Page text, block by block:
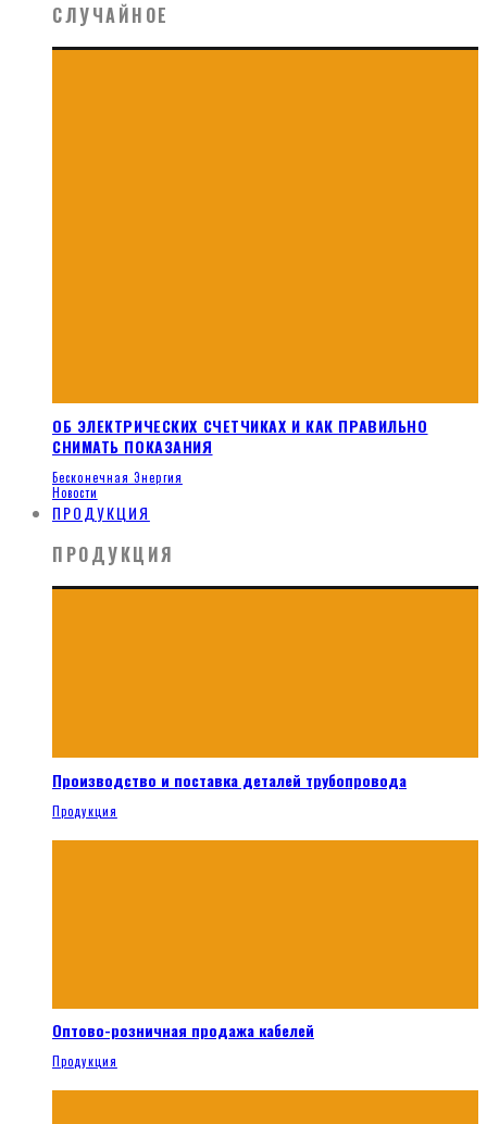
СЛУЧАЙНОЕ
ОБ ЭЛЕКТРИЧЕСКИХ СЧЕТЧИКАХ И КАК ПРАВИЛЬНО
СНИМАТЬ ПОКАЗАНИЯ
Бесконечная Энергия
Новости
ПРОДУКЦИЯ
ПРОДУКЦИЯ
Производство и поставка деталей трубопровода
Продукция
Оптово-розничная продажа кабелей
Продукция